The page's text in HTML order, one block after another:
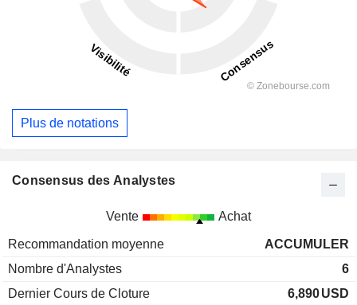
Plus de notations
Consensus des Analystes
Vente Achat
Recommandation moyenne
ACCUMULER
Nombre d'Analystes
6
Dernier Cours de Cloture
6,890USD